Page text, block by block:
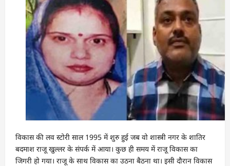
विकास की लव स्टोरी साल 1995 में शुरु हुई जब वो शास्त्री नगर के शातिर
बदमाश राजू खुल्लर के संपर्क में आया। कुछ ही समय में राजू विकास का
जिगरी हो गया। राजू के साथ विकास का उठना बैठना था। इसी दौरान विकास